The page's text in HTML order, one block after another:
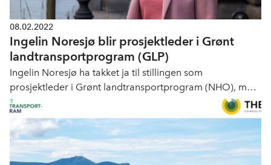
08.02.2022
Ingelin Noresjø blir prosjektleder i Grønt
landtransportprogram (GLP)
Ingelin Noresjø ha takket ja til stillingen som
prosjektleder i Grønt landtransportprogram (NHO), med
planlagt tiltredelse 1. mars 2022.